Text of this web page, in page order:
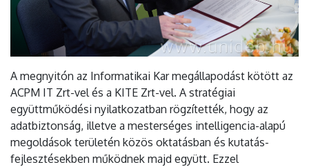
A megnyitón az Informatikai Kar megállapodást kötött az
ACPM IT Zrt-vel és a KITE Zrt-vel. A stratégiai
együttműködési nyilatkozatban rögzítették, hogy az
adatbiztonság, illetve a mesterséges intelligencia-alapú
megoldások területén közös oktatásban és kutatás-
fejlesztésekben működnek majd együtt. Ezzel